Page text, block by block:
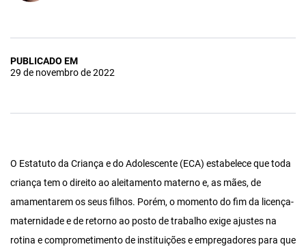
PUBLICADO EM
29 de novembro de 2022
O Estatuto da Criança e do Adolescente (ECA) estabelece que toda
criança tem o direito ao aleitamento materno e, as mães, de
amamentarem os seus filhos. Porém, o momento do fim da licença-
maternidade e de retorno ao posto de trabalho exige ajustes na
rotina e comprometimento de instituições e empregadores para que